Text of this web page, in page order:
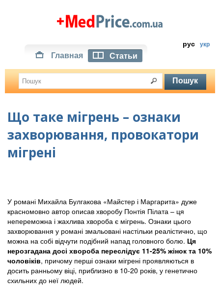
рус укр
Главная Статьи
Що таке мігрень – ознаки
захворювання, провокатори
мігрені
У романі Михайла Булгакова «Майстер і Маргарита» дуже
красномовно автор описав хворобу Понтія Пілата – ця
непереможна і жахлива хвороба є мігрень. Ознаки цього
захворювання у романі змальовані настільки реалістично, що
можна на собі відчути подібний напад головного болю. Ця
нерозгадана досі хвороба переслідує 11-25% жінок та 10%
чоловіків, причому перші ознаки мігрені проявляються в
досить ранньому віці, приблизно в 10-20 років, у генетично
схильних до неї людей.